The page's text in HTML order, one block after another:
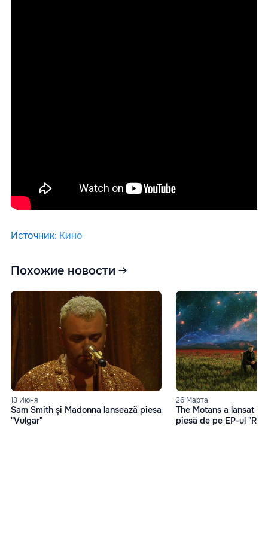
Источник: Кино
Похожие новости
13 Июня
Sam Smith și Madonna lansează piesa
"Vulgar"
26 Марта
The Motans a lansat
piesă de pe EP-ul